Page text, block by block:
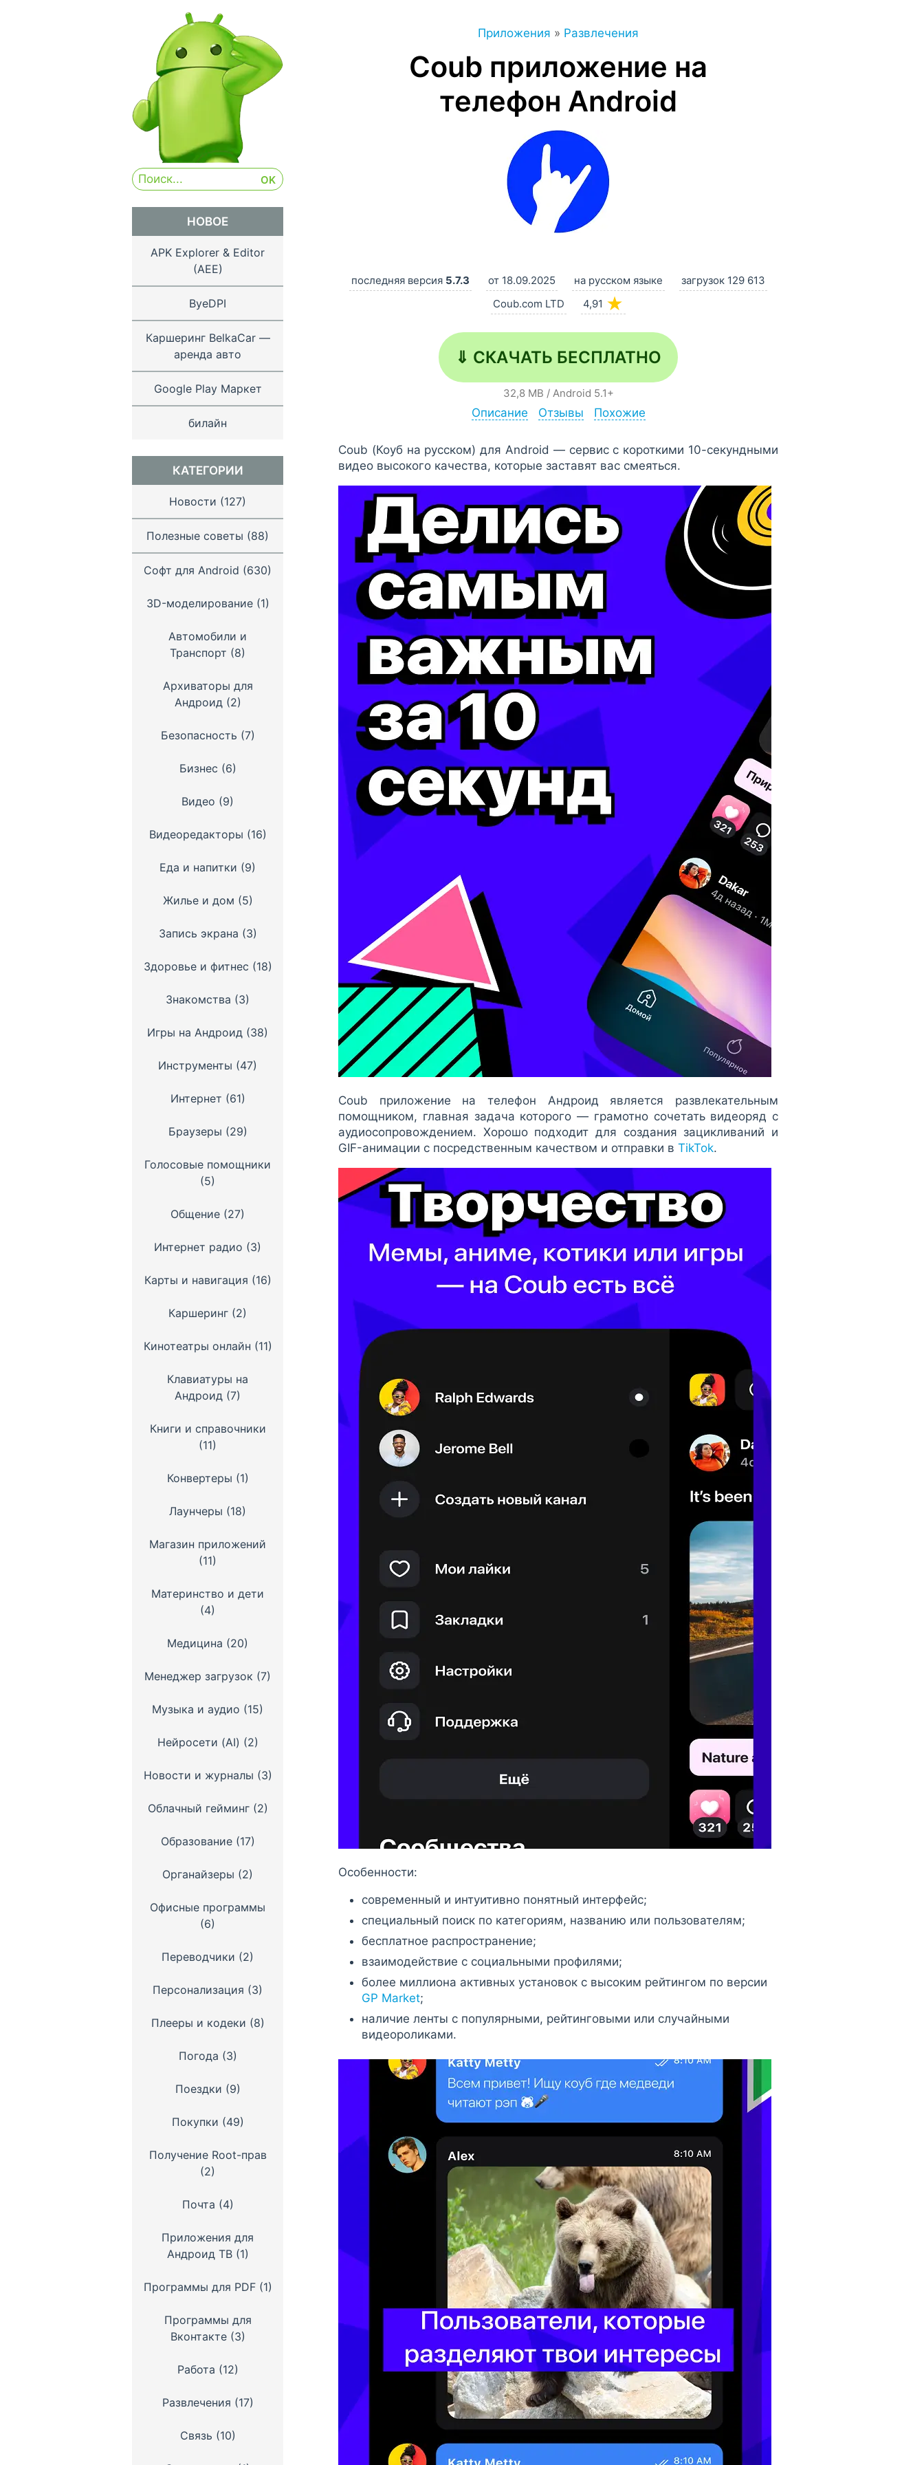
Приложения » Развлечения
Coub приложение на
телефон Android
последняя версия 5.7.3 от 18.09.2025 на русском языке
загрузок 129 613
Coub.com LTD
4,91 ★
⇓ СКАЧАТЬ БЕСПЛАТНО
32,8 MB / Android 5.1+
Описание Отзывы Похожие
Coub (Коуб на русском) для Android — сервис с короткими 10-секундными
видео высокого качества, которые заставят вас смеяться.
Coub приложение на телефон Андроид является развлекательным
помощником, главная задача которого — грамотно сочетать видеоряд с
аудиосопровождением. Хорошо подходит для создания зацикливаний и
GIF-анимации с посредственным качеством и отправки в TikTok.
Особенности:
современный и интуитивно понятный интерфейс;
специальный поиск по категориям, названию или пользователям;
бесплатное распространение;
взаимодействие с социальными профилями;
более миллиона активных установок с высоким рейтингом по версии
GP Market;
наличие ленты с популярными, рейтинговыми или случайными
видеороликами.
НОВОЕ
APK Explorer & Editor
(AEE)
ByeDPI
Каршеринг BelkaCar —
аренда авто
Google Play Маркет
билайн
КАТЕГОРИИ
Новости (127)
Полезные советы (88)
Софт для Android (630)
3D-моделирование(1)
Автомобили и
Транспорт (8)
Архиваторы для
Андроид(2)
Безопасность (7)
Бизнес (6)
Видео (9)
Видеоредакторы (16)
Еда и напитки (9)
Жилье и дом (5)
Запись экрана (3)
Здоровье и фитнес (18)
Знакомства (3)
Игры на Андроид (38)
Инструменты (47)
Интернет (61)
Браузеры (29)
Голосовые помощники
(5)
Общение (27)
Интернет радио (3)
Карты и навигация (16)
Каршеринг (2)
Кинотеатры онлайн (11)
Клавиатуры на
Андроид (7)
Книги и справочники
(11)
Конвертеры (1)
Лаунчеры (18)
Магазин приложений
(11)
Материнство и дети
(4)
Медицина (20)
Менеджер загрузок (7)
Музыка и аудио (15)
Нейросети (AI) (2)
Новости и журналы (3)
Облачный гейминг(2)
Образование(17)
Органайзеры (2)
Офисные программы
(6)
Переводчики (2)
Персонализация (3)
Плееры и кодеки (8)
Погода (3)
Поездки (9)
Покупки (49)
Получение Root-прав
(2)
Почта (4)
Приложения для
Андроид ТВ(1)
Программы для PDF(1)
Программы для
Вконтакте(3)
Работа (12)
Развлечения (17)
Связь (10)